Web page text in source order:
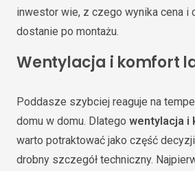
inwestor wie, z czego wynika cena i
dostanie po montażu.
Wentylacja i komfort
Poddasze szybciej reaguje na
domu w domu. Dlatego wentylacja i
warto potraktować jako część
drobny szczegół techniczny.